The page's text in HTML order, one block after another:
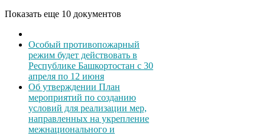
Показать еще 10 документов
Особый противопожарный
режим будет действовать в
Республике Башкортостан с 30
апреля по 12 июня
Об утверждении План
мероприятий по созданию
условий для реализации мер,
направленных на укрепление
межнационального и